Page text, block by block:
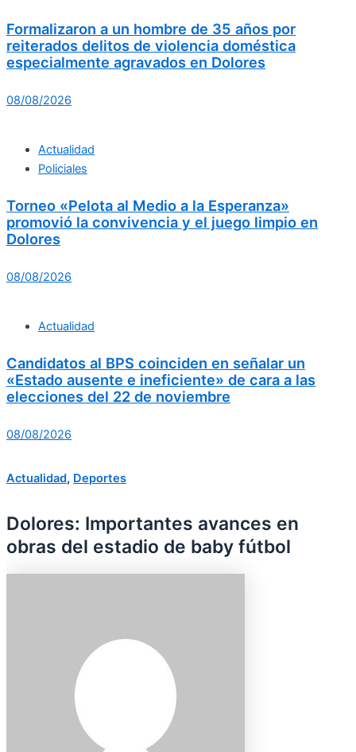
Formalizaron a un hombre de 35 años por
reiterados delitos de violencia doméstica
especialmente agravados en Dolores
08/08/2026
Actualidad
Policiales
Torneo «Pelota al Medio a la Esperanza»
promovió la convivencia y el juego limpio en
Dolores
08/08/2026
Actualidad
Candidatos al BPS coinciden en señalar un
«Estado ausente e ineficiente» de cara a las
elecciones del 22 de noviembre
08/08/2026
Actualidad, Deportes
Dolores: Importantes avances en
obras del estadio de baby fútbol